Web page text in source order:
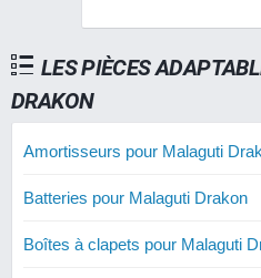
LES PIÈCES
DRAKON
Amortisseurs pour Malaguti
Batteries pour Malaguti Drakon
Boîtes à clapets pour Malaguti